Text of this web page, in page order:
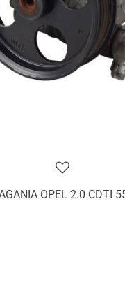
OPEL 2.0 CDTI